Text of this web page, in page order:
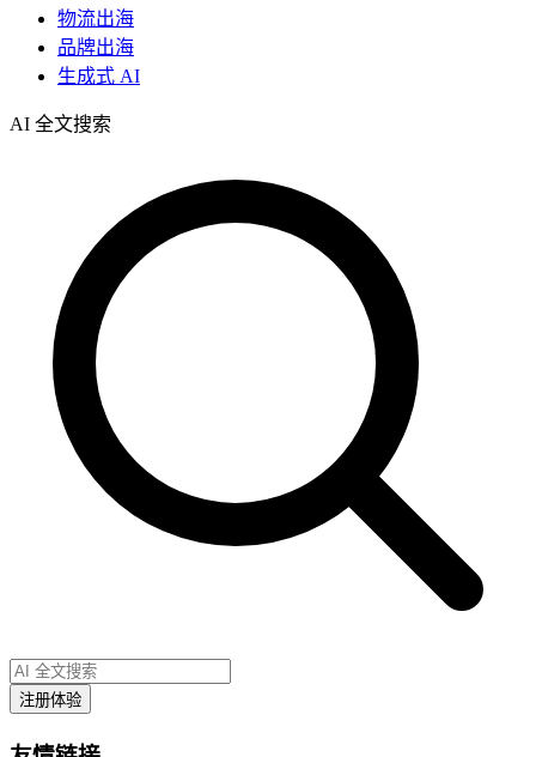
物流出海
品牌出海
生成式 AI
AI 全文搜索
注册体验